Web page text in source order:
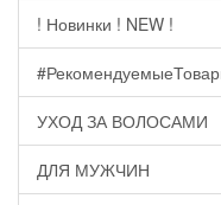
! Новинки ! NEW !
УХОД ЗА ВОЛОСАМИ
ДЛЯ МУЖЧИН